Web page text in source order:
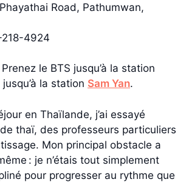
Road, Pathumwan,
4924
Prenez le BTS jusqu’à la station
la station Sam Yan.
en Thaïlande, j’ai essayé
thaï, des professeurs particuliers
Mon principal obstacle a
: je n’étais tout simplement
pour progresser au rythme que